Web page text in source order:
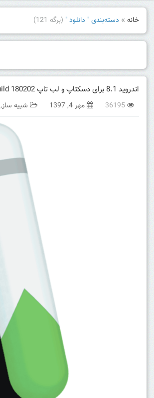
خانه » دسته‌بندی " دانلود " (برگه 121)
اندروید 8.1 برای دسکتاپ و لب تاپ AndEX Oreo 8.1 (Android-x86_64) – Build 180202
36195 مهر 4, 1397 شبیه ساز,